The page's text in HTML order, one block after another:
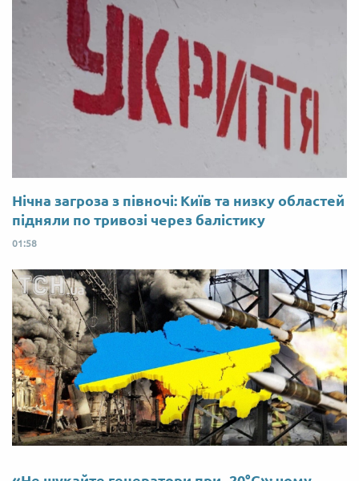
Нічна загроза з півночі: Київ та низку областей
підняли по тривозі через балістику
01:58